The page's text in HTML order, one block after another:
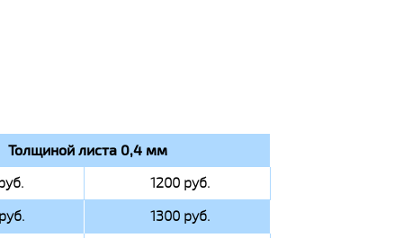
Толщиной листа 0,4 мм
1200 руб.
1300 руб.